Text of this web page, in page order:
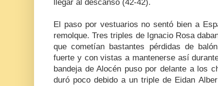
llegar al descanso (42-42).
El paso por vestuarios no sentó bien a
remolque. Tres triples de Ignacio Rosa
que cometían bastantes pérdidas de
fuerte y con vistas a mantenerse así
bandeja de Alocén puso por delante a los
duró poco debido a un triple de Eidan